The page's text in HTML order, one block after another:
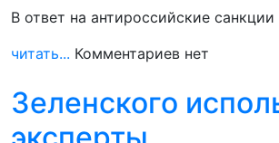
В ответ на антироссийские
читать... Комментариев нет
Зеленского